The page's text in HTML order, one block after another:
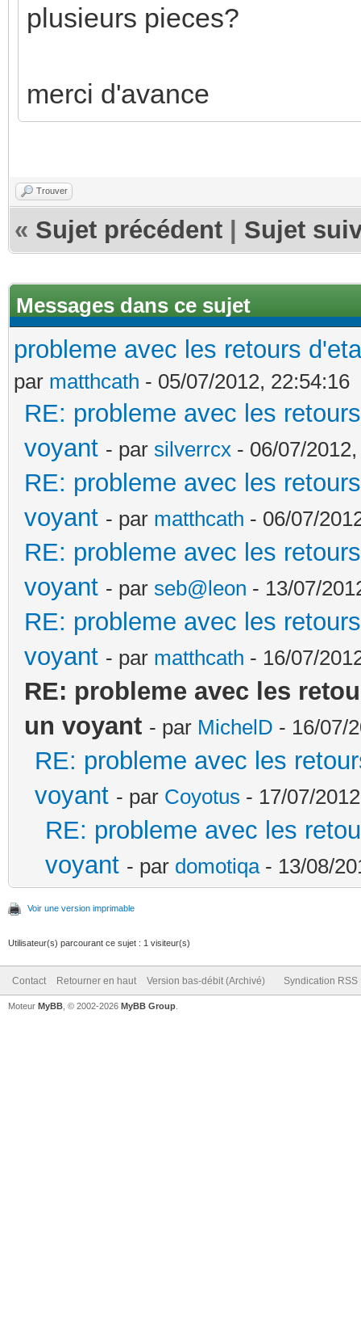
plusieurs pieces?
merci d'avance
Trouver
« Sujet précédent Sujet
Messages dans ce sujet
probleme avec les retours
par matthcath - 05/07/2012, 22:54:16
RE: probleme avec les
voyant - par silverrcx - 06/07/
RE: probleme avec les
voyant - par matthcath - 06/07/
RE: probleme avec les
voyant - par seb@leon - 13/07/
RE: probleme avec les
voyant - par matthcath - 16/07/
RE: probleme avec les
un voyant - par MichelD - 16/07/
RE: probleme avec les
voyant - par Coyotus - 17/07/
RE: probleme avec les
voyant - par domotiqa- 13/08/
Voir une version imprimable
Utilisateur(s) parcourant ce sujet : 1 visiteur(s)
Contact Retourner en haut Version bas-débit (Archivé) Syndication RSS
Moteur MyBB , © 2002-2026 MyBB Group